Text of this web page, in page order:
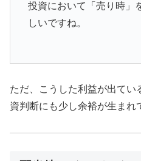
投資において「売り時」
しいですね。
ただ、こうした利益が出てい
資判断にも少し余裕が生まれ